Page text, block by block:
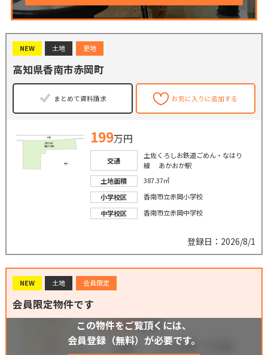
NEW 土地 更地
高知県香南市赤岡町
まとめて資料請求 お気に入りに追加する
199万円
交通
土佐くろしお鉄道ごめん・なはり
線 あかおか駅
土地面積
387.37㎡
小学校区
香南市立赤岡小学校
中学校区
香南市立赤岡中学校
登録日：2026/8/1
NEW 土地 会員限定
会員限定物件です
この物件をご覧頂くには、
会員登録（無料）が必要です。